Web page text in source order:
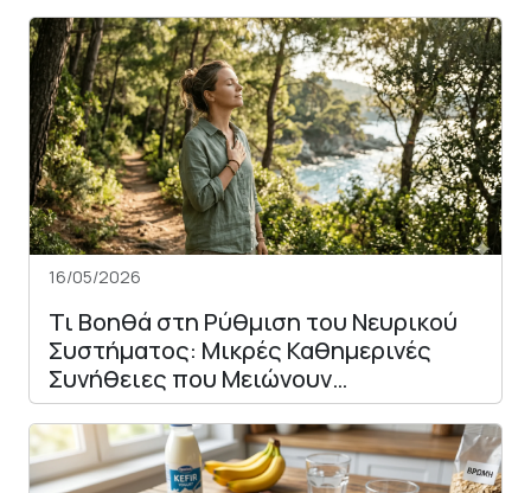
16/05/2026
Τι Βοηθά στη Ρύθμιση του Νευρικού
Συστήματος: Μικρές Καθημερινές
Συνήθειες που Μειώνουν…